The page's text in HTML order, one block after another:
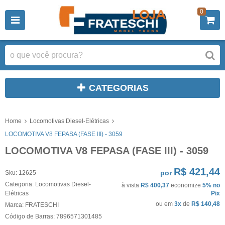
0
CATEGORIAS
Home
Locomotivas Diesel-Elétricas
LOCOMOTIVA V8 FEPASA (FASE III) - 3059
LOCOMOTIVA V8 FEPASA (FASE III) - 3059
Sku: 12625
Categoria: Locomotivas Diesel-
Elétricas
Marca: FRATESCHI
Código de Barras: 7896571301485
por R$ 421,44
à vista R$ 400,37 economize 5% no
Pix
ou em 3x de R$ 140,48